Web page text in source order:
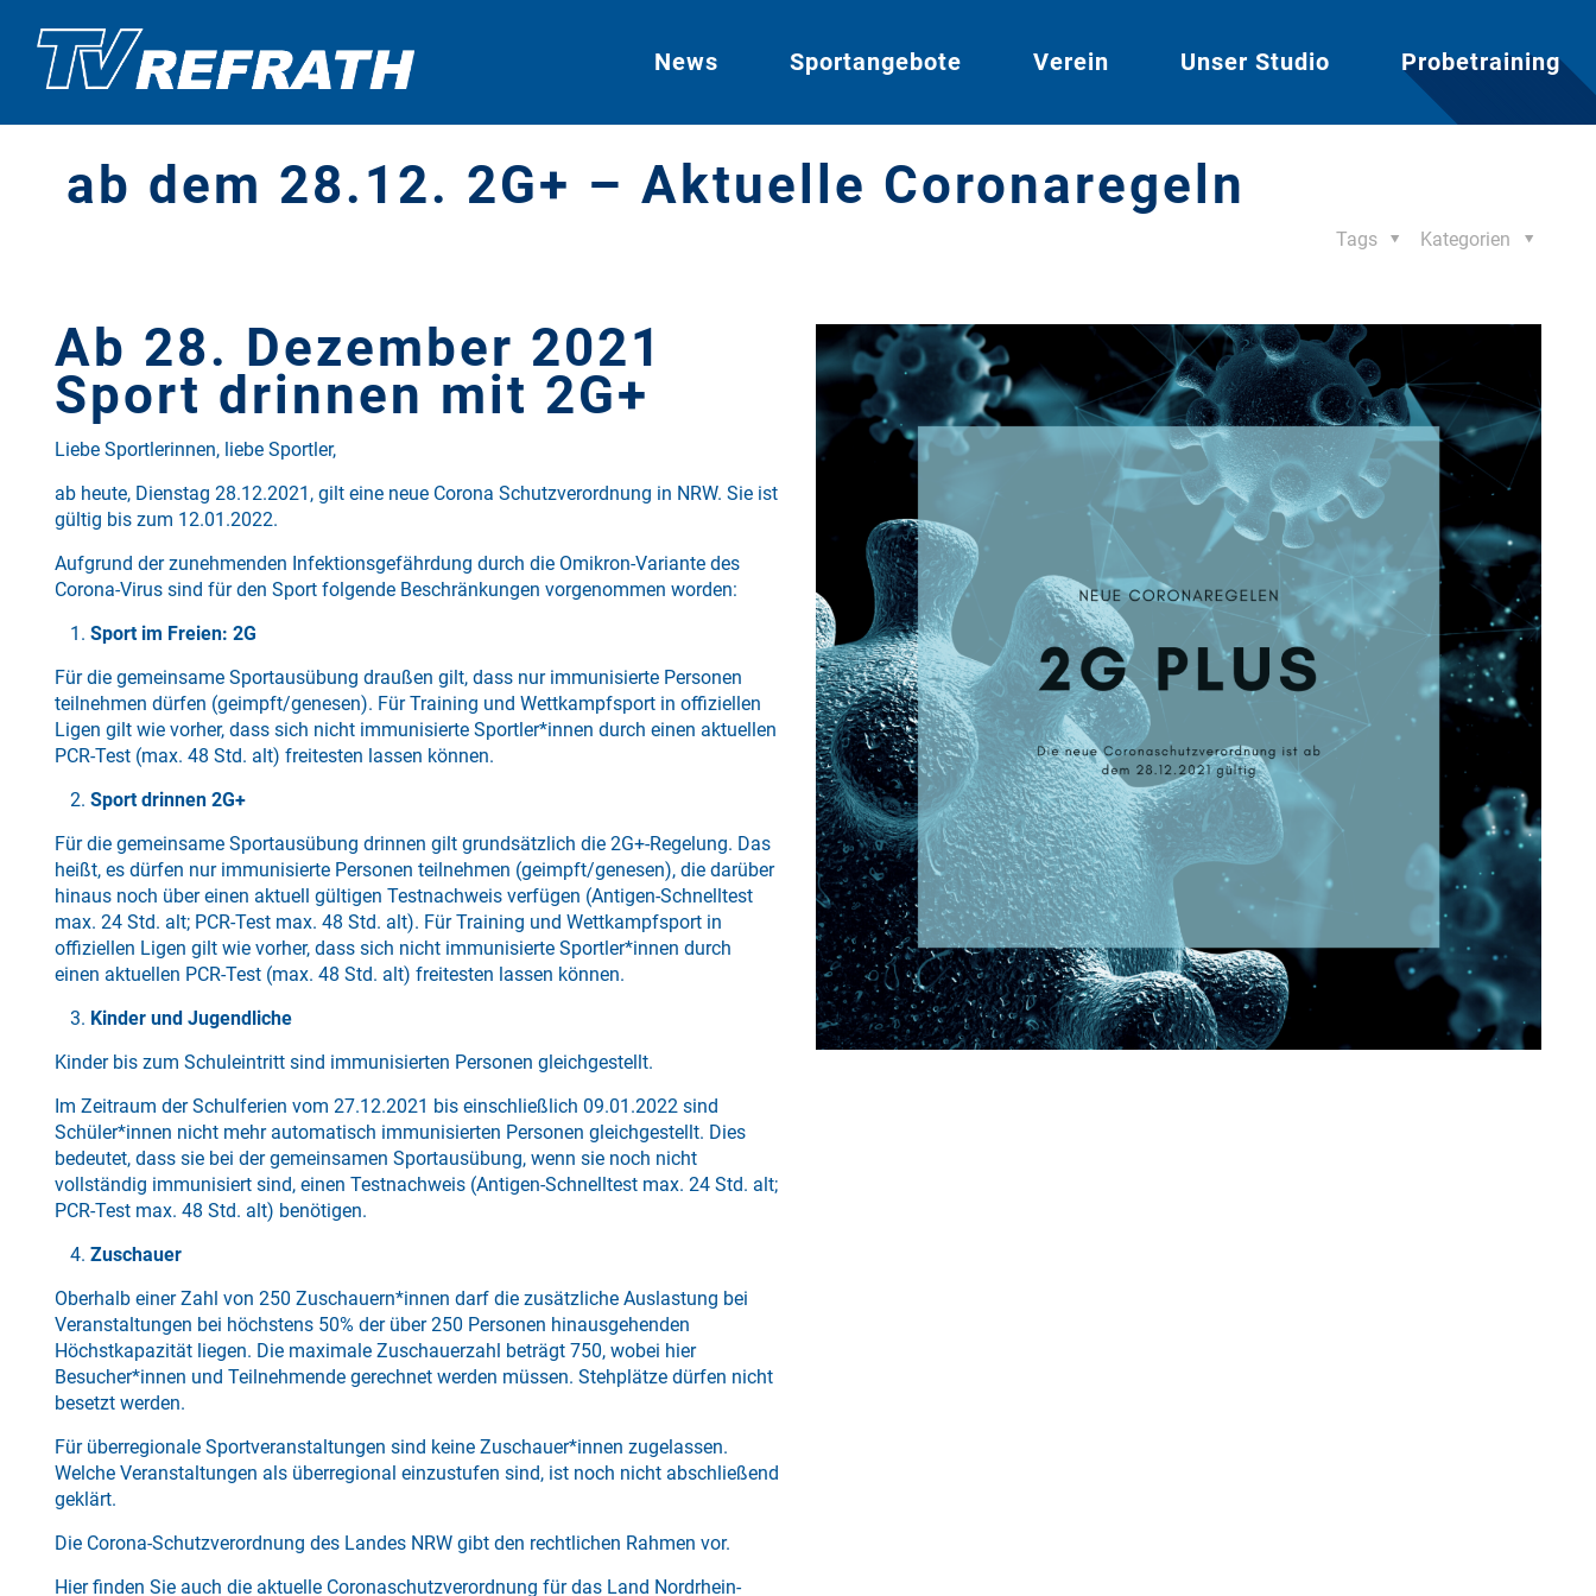
News Sportangebote Verein Unser Studio Probetraining
ab dem 28.12. 2G+ – Aktuelle Coronaregeln
Kategorien
Tags
Ab 28. Dezember 2021
Sport drinnen mit 2G+
Liebe Sportlerinnen, liebe Sportler,
ab heute, Dienstag 28.12.2021, gilt eine neue Corona Schutzverordnung in NRW. Sie ist
gültig bis zum 12.01.2022.
Aufgrund der zunehmenden Infektionsgefährdung durch die Omikron-Variante des
Corona-Virus sind für den Sport folgende Beschränkungen vorgenommen worden:
Sport im Freien: 2G
Für die gemeinsame Sportausübung draußen gilt, dass nur immunisierte Personen
teilnehmen dürfen (geimpft/genesen). Für Training und Wettkampfsport in offiziellen
Ligen gilt wie vorher, dass sich nicht immunisierte Sportler*innen durch einen aktuellen
PCR-Test (max. 48 Std. alt) freitesten lassen können.
Sport drinnen 2G+
Für die gemeinsame Sportausübung drinnen gilt grundsätzlich die 2G+-Regelung. Das
heißt, es dürfen nur immunisierte Personen teilnehmen (geimpft/genesen), die darüber
hinaus noch über einen aktuell gültigen Testnachweis verfügen (Antigen-Schnelltest
max. 24 Std. alt; PCR-Test max. 48 Std. alt). Für Training und Wettkampfsport in
offiziellen Ligen gilt wie vorher, dass sich nicht immunisierte Sportler*innen durch
einen aktuellen PCR-Test (max. 48 Std. alt) freitesten lassen können.
Kinder und Jugendliche
Kinder bis zum Schuleintritt sind immunisierten Personen gleichgestellt.
Im Zeitraum der Schulferien vom 27.12.2021 bis einschließlich 09.01.2022 sind
Schüler*innen nicht mehr automatisch immunisierten Personen gleichgestellt. Dies
bedeutet, dass sie bei der gemeinsamen Sportausübung, wenn sie noch nicht
vollständig immunisiert sind, einen Testnachweis (Antigen-Schnelltest max. 24 Std. alt;
PCR-Test max. 48 Std. alt) benötigen.
Zuschauer
Oberhalb einer Zahl von 250 Zuschauern*innen darf die zusätzliche Auslastung bei
Veranstaltungen bei höchstens 50% der über 250 Personen hinausgehenden
Höchstkapazität liegen. Die maximale Zuschauerzahl beträgt 750, wobei hier
Besucher*innen und Teilnehmende gerechnet werden müssen. Stehplätze dürfen nicht
besetzt werden.
Für überregionale Sportveranstaltungen sind keine Zuschauer*innen zugelassen.
Welche Veranstaltungen als überregional einzustufen sind, ist noch nicht abschließend
geklärt.
Die Corona-Schutzverordnung des Landes NRW gibt den rechtlichen Rahmen vor.
Hier finden Sie auch die aktuelle Coronaschutzverordnung für das Land Nordrhein-